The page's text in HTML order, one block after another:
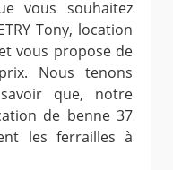
vous souhaitez
Tony, location
vous propose de
Nous tenons
que, notre
de benne 37
les ferrailles à